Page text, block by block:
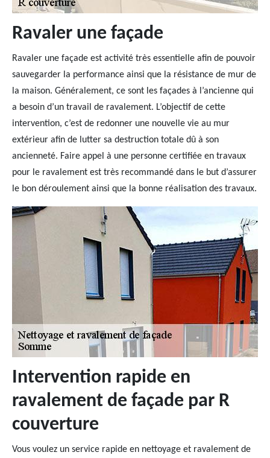
Ravaler une façade
Ravaler une façade est activité très essentielle afin de pouvoir
sauvegarder la performance ainsi que la résistance de mur de
la maison. Généralement, ce sont les façades à l’ancienne qui
a besoin d’un travail de ravalement. L’objectif de cette
intervention, c’est de redonner une nouvelle vie au mur
extérieur afin de lutter sa destruction totale dû à son
ancienneté. Faire appel à une personne certifiée en travaux
pour le ravalement est très recommandé dans le but d’assurer
le bon déroulement ainsi que la bonne réalisation des travaux.
Intervention rapide en
ravalement de façade par R
couverture
Vous voulez un service rapide en nettoyage et ravalement de